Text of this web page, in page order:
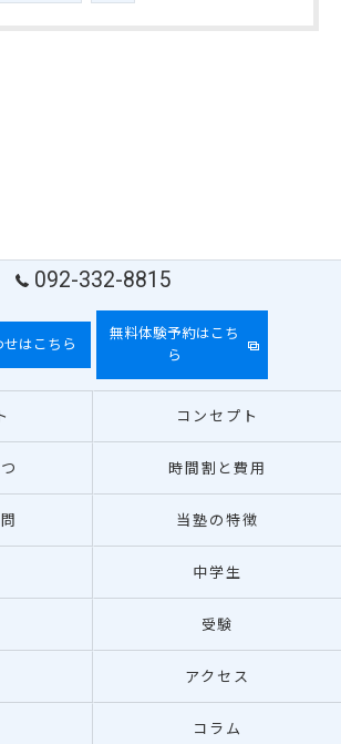
092-332-8815
はこちら
無料体験予約はこち
ら
コンセプト
時間割と費用
当塾の特徴
中学生
受験
アクセス
コラム